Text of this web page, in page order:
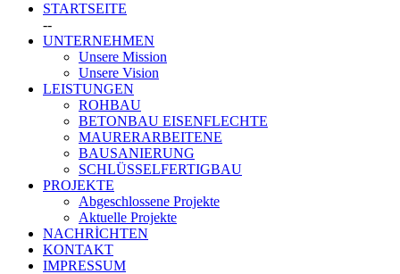
STARTSEITE
--
UNTERNEHMEN
Unsere Mission
Unsere Vision
LEISTUNGEN
ROHBAU
BETONBAU EISENFLECHTE
MAURERARBEITENE
BAUSANIERUNG
SCHLÜSSELFERTIGBAU
PROJEKTE
Abgeschlossene Projekte
Aktuelle Projekte
NACHRİCHTEN
KONTAKT
IMPRESSUM